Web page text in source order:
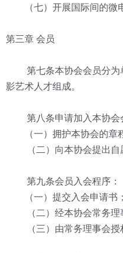
（七）开展国际间的微电
第三章 会员
第七条本协会会员分为单
影艺术人才组成。
第八条申请加入本协会
（一）拥护本协会的章
（二）向本协会提出自
第九条会员入会程序：
（一）提交入会申请书；
（二）经本协会常务理
（三）由常务理事会授